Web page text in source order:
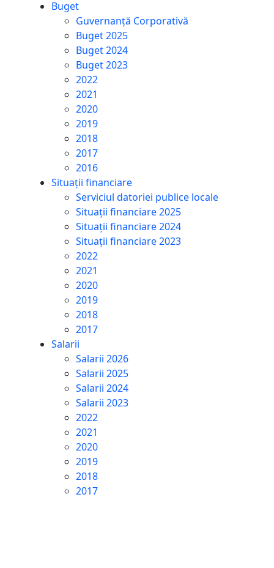
Buget
Guvernanță Corporativă
Buget 2025
Buget 2024
Buget 2023
2022
2021
2020
2019
2018
2017
2016
Situații financiare
Serviciul datoriei publice locale
Situații financiare 2025
Situații financiare 2024
Situații financiare 2023
2022
2021
2020
2019
2018
2017
Salarii
Salarii 2026
Salarii 2025
Salarii 2024
Salarii 2023
2022
2021
2020
2019
2018
2017